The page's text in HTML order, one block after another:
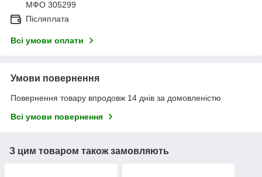
МФО 305299
Післяплата
Всі умови оплати
Умови повернення
Повернення товару впродовж 14 днів за домовленістю
Всі умови повернення
З цим товаром також замовляють